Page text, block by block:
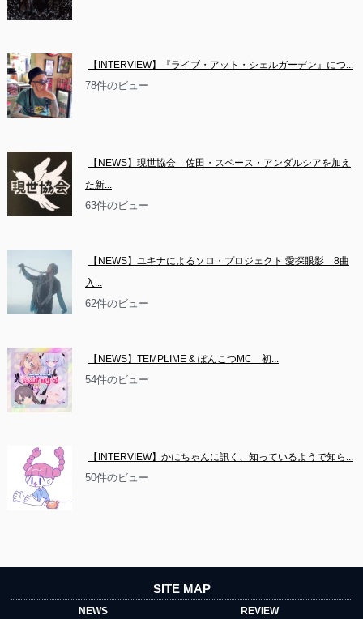
【INTERVIEW】『ライブ・アット・シェルガーデン』につ...
78件のビュー
【NEWS】現世協会　佐田・スペース・アンダルシアを加え
た新...
63件のビュー
【NEWS】ユキナによるソロ・プロジェクト 愛探眼影　8曲
入...
62件のビュー
【NEWS】TEMPLIME & ぽんこつMC　初...
54件のビュー
【INTERVIEW】かにちゃんに訊く、知っているようで知ら...
50件のビュー
SITE MAP
NEWS REVIEW